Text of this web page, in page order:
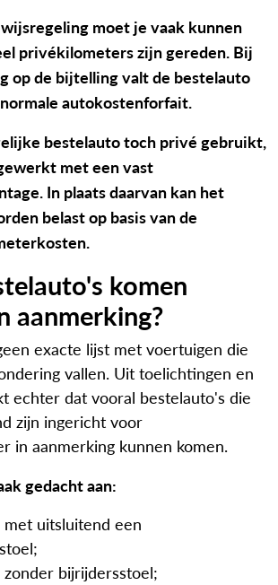
moet je vaak kunnen
privékilometers zijn gereden. Bij
op de bijtelling valt de bestelauto
autokostenforfait.
bestelauto toch privé gebruikt,
met een vast
In plaats daarvan kan het
belast op basis van de
komen
aanmerking?
exacte lijst met voertuigen die
vallen. Uit toelichtingen en
echter dat vooral bestelauto's die
zijn ingericht voor
in aanmerking kunnen komen.
gedacht aan:
uitsluitend een
bijrijdersstoel;